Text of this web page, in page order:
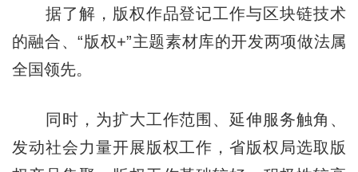
据了解，版权作品登记工作与区块链技术
的融合、“版权+”主题素材库的开发两项做法属
全国领先。
同时，为扩大工作范围、延伸服务触角、
发动社会力量开展版权工作，省版权局选取版